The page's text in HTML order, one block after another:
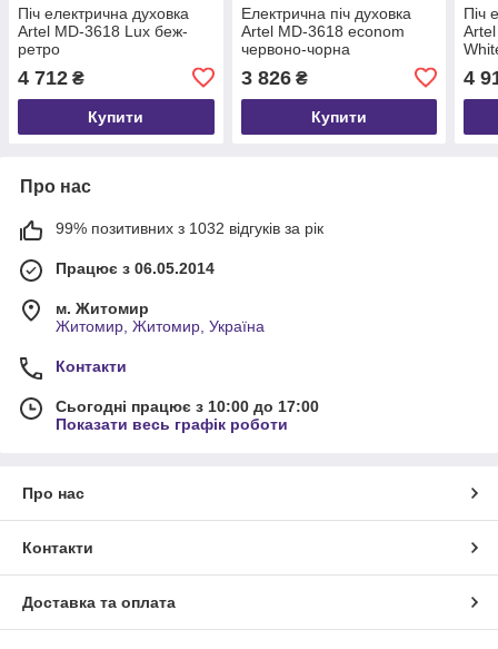
Піч електрична духовка
Artel MD-3618 Lux беж-
ретро
4 712 ₴
Купити
Електрична піч духовка
Artel MD-3618 econom
червоно-чорна
3 826₴
Купити
Піч
4
Про нас
99% позитивних з 1032 відгуків за рік
Працює з 06.05.2014
м. Житомир
Житомир, Житомир, Україна
Контакти
Сьогодні працює з 10:00 до 17:00
Показати весь графік роботи
Про нас
Контакти
Доставка та оплата